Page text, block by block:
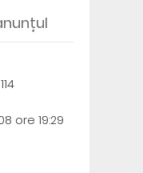
ore 19:29